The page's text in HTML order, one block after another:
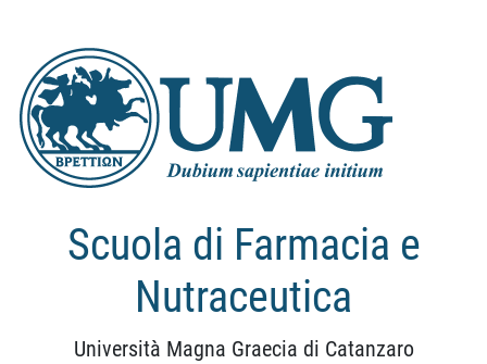
Scuola di Farmacia e
Nutraceutica
Università Magna Graecia di Catanzaro